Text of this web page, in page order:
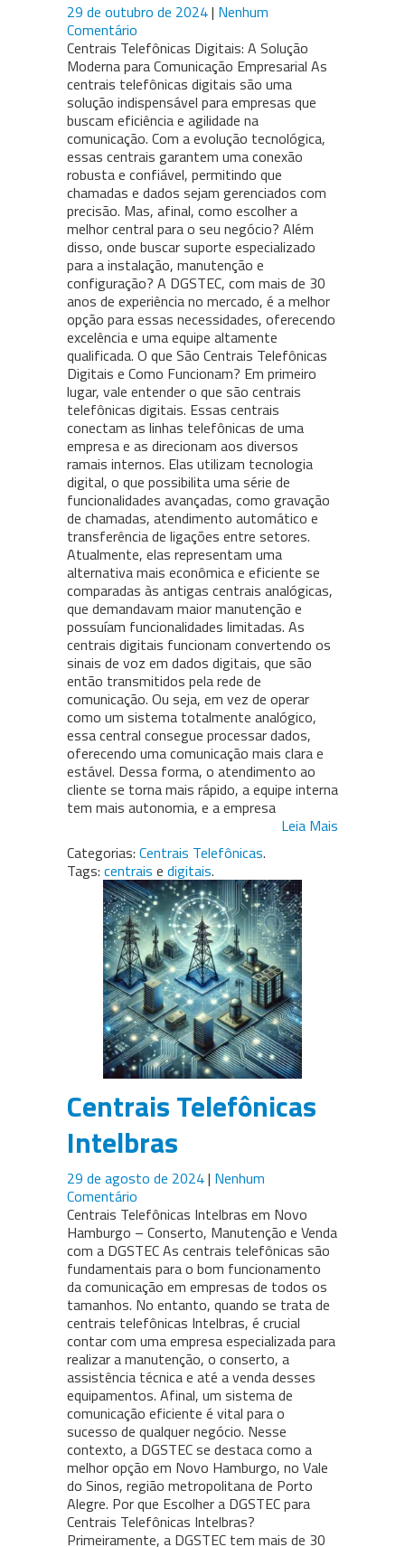
29 de outubro de 2024| Nenhum
Comentário
Centrais Telefônicas Digitais: A Solução
Moderna para Comunicação Empresarial As
centrais telefônicas digitais são uma
solução indispensável para empresas que
buscam eficiência e agilidade na
comunicação. Com a evolução tecnológica,
essas centrais garantem uma conexão
robusta e confiável, permitindo que
chamadas e dados sejam gerenciados com
precisão. Mas, afinal, como escolher a
melhor central para o seu negócio? Além
disso, onde buscar suporte especializado
para a instalação, manutenção e
configuração? A DGSTEC, com mais de 30
anos de experiência no mercado, é a melhor
opção para essas necessidades, oferecendo
excelência e uma equipe altamente
qualificada. O que São Centrais Telefônicas
Digitais e Como Funcionam? Em primeiro
lugar, vale entender o que são centrais
telefônicas digitais. Essas centrais
conectam as linhas telefônicas de uma
empresa e as direcionam aos diversos
ramais internos. Elas utilizam tecnologia
digital, o que possibilita uma série de
funcionalidades avançadas, como gravação
de chamadas, atendimento automático e
transferência de ligações entre setores.
Atualmente, elas representam uma
alternativa mais econômica e eficiente se
comparadas às antigas centrais analógicas,
que demandavam maior manutenção e
possuíam funcionalidades limitadas. As
centrais digitais funcionam convertendo os
sinais de voz em dados digitais, que são
então transmitidos pela rede de
comunicação. Ou seja, em vez de operar
como um sistema totalmente analógico,
essa central consegue processar dados,
oferecendo uma comunicação mais clara e
estável. Dessa forma, o atendimento ao
cliente se torna mais rápido, a equipe interna
tem mais autonomia, e a empresa
Leia Mais
Categorias: Centrais Telefônicas.
Tags: centrais e digitais.
Centrais Telefônicas
Intelbras
29 de agosto de 2024| Nenhum
Comentário
Centrais Telefônicas Intelbras em Novo
Hamburgo – Conserto, Manutenção e Venda
com a DGSTEC As centrais telefônicas são
fundamentais para o bom funcionamento
da comunicação em empresas de todos os
tamanhos. No entanto, quando se trata de
centrais telefônicas Intelbras, é crucial
contar com uma empresa especializada para
realizar a manutenção, o conserto, a
assistência técnica e até a venda desses
equipamentos. Afinal, um sistema de
comunicação eficiente é vital para o
sucesso de qualquer negócio. Nesse
contexto, a DGSTEC se destaca como a
melhor opção em Novo Hamburgo, no Vale
do Sinos, região metropolitana de Porto
Alegre. Por que Escolher a DGSTEC para
Centrais Telefônicas Intelbras?
Primeiramente, a DGSTEC tem mais de 30